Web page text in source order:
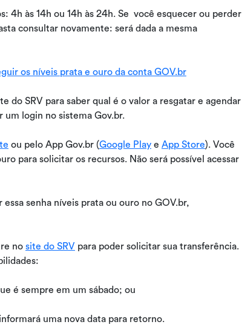
4h às 14h ou 14h às 24h. Se você esquecer ou perder
consultar novamente: será dada a mesma
os níveis prata e ouro da conta GOV.br
do SRV para saber qual é o valor a resgatar e agendar
um login no sistema Gov.br.
ou pelo App Gov.br (Google Play e App Store). Você
para solicitar os recursos. Não será possível acessar
senha níveis prata ou ouro no GOV.br,
no site do SRV para poder solicitar sua transferência.
é sempre em um sábado; ou
uma nova data para retorno.